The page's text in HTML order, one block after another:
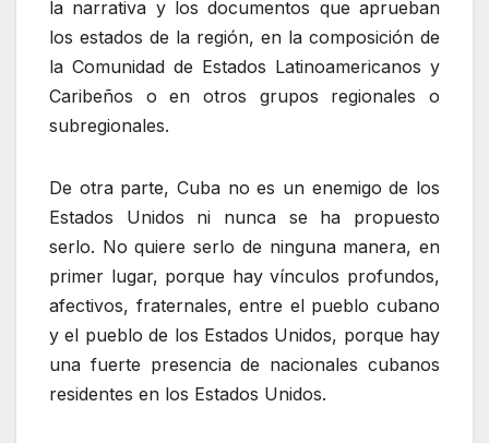
la narrativa y los documentos que aprueban
los estados de la región, en la composición de
la Comunidad de Estados Latinoamericanos y
Caribeños o en otros grupos regionales o
subregionales.
De otra parte, Cuba no es un enemigo de los
Estados Unidos ni nunca se ha propuesto
serlo. No quiere serlo de ninguna manera, en
primer lugar, porque hay vínculos profundos,
afectivos, fraternales, entre el pueblo cubano
y el pueblo de los Estados Unidos, porque hay
una fuerte presencia de nacionales cubanos
residentes en los Estados Unidos.